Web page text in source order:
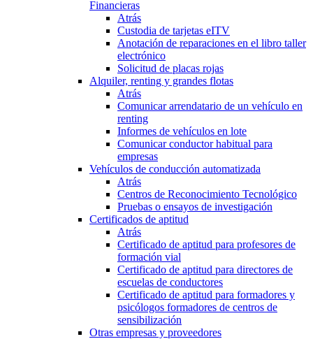
Financieras
Atrás
Custodia de tarjetas eITV
Anotación de reparaciones en el libro taller
electrónico
Solicitud de placas rojas
Alquiler, renting y grandes flotas
Atrás
Comunicar arrendatario de un vehículo en
renting
Informes de vehículos en lote
Comunicar conductor habitual para
empresas
Vehículos de conducción automatizada
Atrás
Centros de Reconocimiento Tecnológico
Pruebas o ensayos de investigación
Certificados de aptitud
Atrás
Certificado de aptitud para profesores de
formación vial
Certificado de aptitud para directores de
escuelas de conductores
Certificado de aptitud para formadores y
psicólogos formadores de centros de
sensibilización
Otras empresas y proveedores